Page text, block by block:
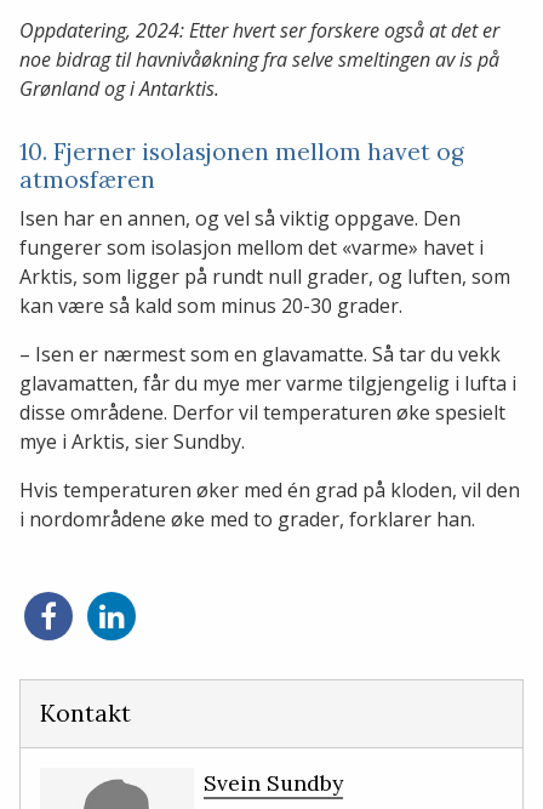
Oppdatering, 2024: Etter hvert ser forskere også at det er
noe bidrag til havnivåøkning fra selve smeltingen av is på
Grønland og i Antarktis.
10. Fjerner isolasjonen mellom havet og
atmosfæren
Isen har en annen, og vel så viktig oppgave. Den
fungerer som isolasjon mellom det «varme» havet i
Arktis, som ligger på rundt null grader, og luften, som
kan være så kald som minus 20-30 grader.
– Isen er nærmest som en glavamatte. Så tar du vekk
glavamatten, får du mye mer varme tilgjengelig i lufta i
disse områdene. Derfor vil temperaturen øke spesielt
mye i Arktis, sier Sundby.
Hvis temperaturen øker med én grad på kloden, vil den
i nordområdene øke med to grader, forklarer han.
Del
på
Del
på
Kontakt
Svein Sundby